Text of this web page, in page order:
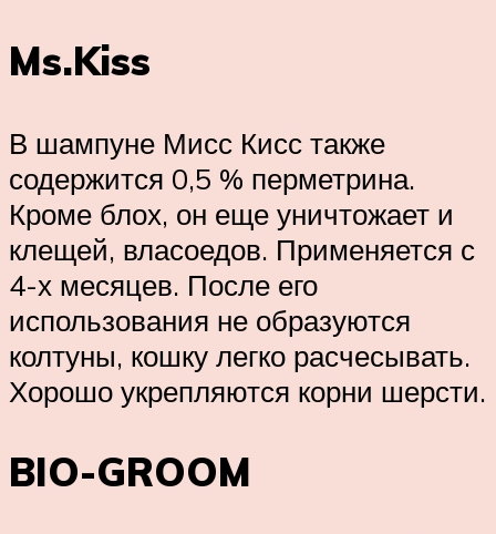
Ms.Kiss
В шампуне Мисс Кисс также
содержится 0,5 % перметрина.
Кроме блох, он еще уничтожает и
клещей, власоедов. Применяется с
4-х месяцев. После его
использования не образуются
колтуны, кошку легко расчесывать.
Хорошо укрепляются корни шерсти.
BIO-GROOM